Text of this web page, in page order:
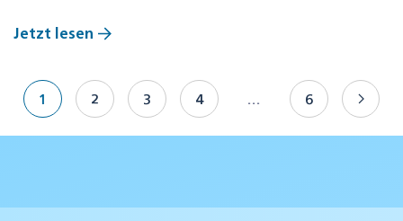
Jetzt lesen
1 2 3 4 … 6